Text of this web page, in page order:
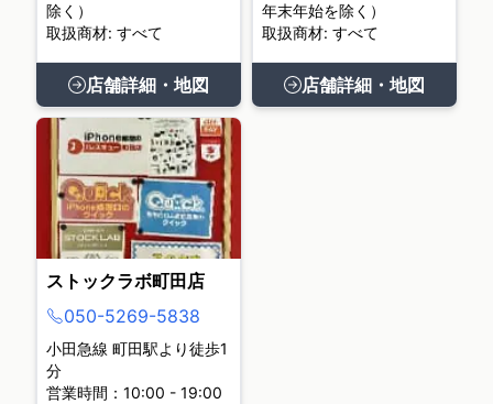
除く）
取扱商材: すべて
店舗詳細・地図
年末年始を除く）
取扱商材: すべて
店舗詳細・地図
ストックラボ町田店
050-5269-5838
小田急線 町田駅より徒歩1
分
営業時間：10:00 - 19:00